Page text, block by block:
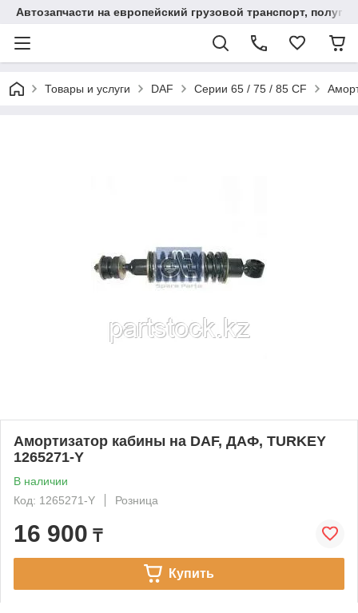
Автозапчасти на европейский грузовой транспорт,
Товары и услуги DAF Серии 65 / 75 / 85 CF
Амортизатор кабины на DAF, ДАФ, TURKEY
1265271-Y
В наличии
Код: 1265271-Y
Розница
16 900 ₸
Купить